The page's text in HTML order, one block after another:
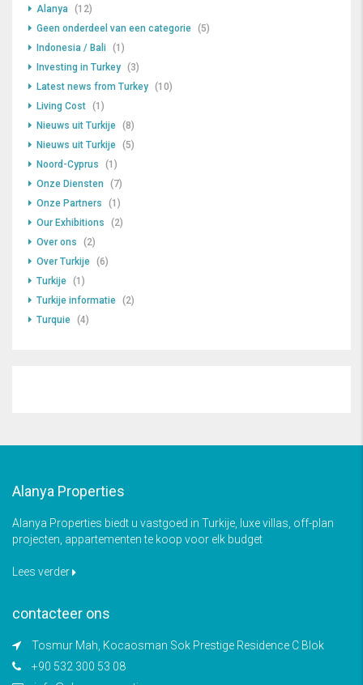
Alanya (12)
Geen onderdeel van een categorie (5)
Indonesia / Bali
(1)
Investing in Turkey (3)
Latest news from Turkey (10)
Living Cost (1)
Nieuws uit Turkije (8)
Nieuws uit Turkije (5)
Noord-Cyprus
(1)
Onze Diensten
(7)
Onze Partners
(1)
Our Exhibitions
(2)
Over ons
(2)
Over Turkije (6)
Turkije (1)
Turkije informatie (2)
Turquie (4)
Alanya Properties
Alanya Properties biedt u vastgoed in Turkije, luxe villas, off-plan
projecten, appartementen te koop voor elk budget
Lees verder
contacteer ons
Tosmur Mah, Kocaosman Sok Prestige Residence C Blok
+90 532 300 53 08